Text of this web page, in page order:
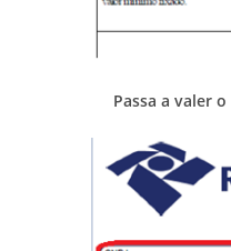
Passa a valer o